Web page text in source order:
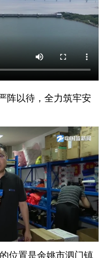
阵以待，全力筑牢安
位置是余姚市泗门镇